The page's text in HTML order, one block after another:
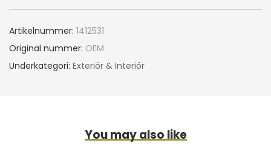
Artikelnummer: 1412531
Original nummer: OEM
Underkategori: Exteriör & Interiör
You may also like